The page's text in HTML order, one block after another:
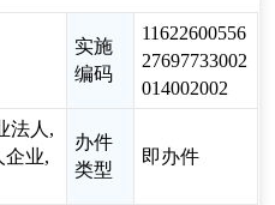
实施
编码
11622600556
27697733002
014002002
法人,
企业,
办件
类型
即办件